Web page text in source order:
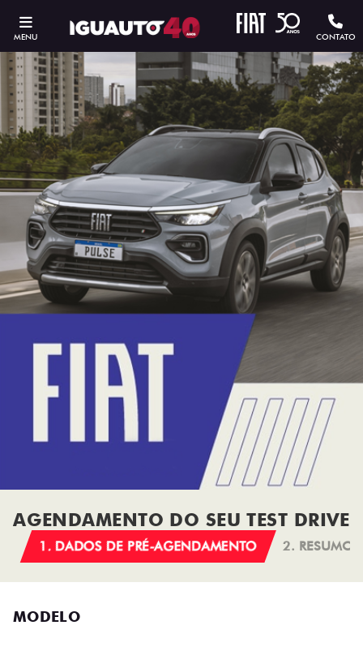
MENU CONTATO
AGENDAMENTO DO SEU TEST DRIVE
1. DADOS DE PRÉ-AGENDAMENTO 2. RESUMO
MODELO